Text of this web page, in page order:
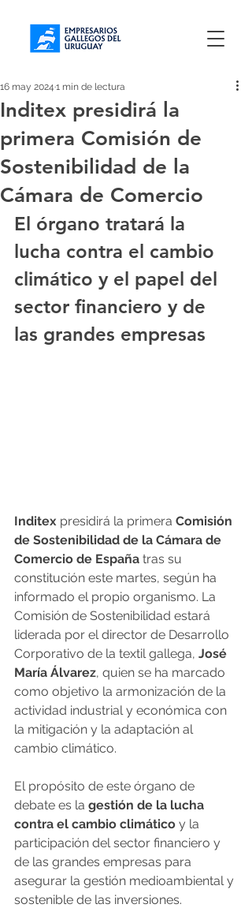
Inditex presidirá la
primera Comisión de
Sostenibilidad de la
Cámara de Comercio
16 may 2024 1 min de lectura
El órgano tratará la
lucha contra el cambio
climático y el papel del
sector financiero y de
las grandes empresas
Inditex presidirá la primera Comisión
de Sostenibilidad de la Cámara de
Comercio de España tras su
constitución este martes, según ha
informado el propio organismo. La
Comisión de Sostenibilidad estará
liderada por el director de Desarrollo
Corporativo de la textil gallega, José
María Álvarez, quien se ha marcado
como objetivo la armonización de la
actividad industrial y económica con
la mitigación y la adaptación al
cambio climático.
El propósito de este órgano de
debate es la gestión de la lucha
contra el cambio climático y la
participación del sector financiero y
de las grandes empresas para
asegurar la gestión medioambiental y
sostenible de las inversiones.